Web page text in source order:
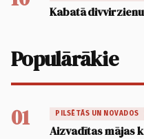
Kabatā
Populārākie
01 PILSĒTĀS UN NOVADOS
Aizvadītas mājas